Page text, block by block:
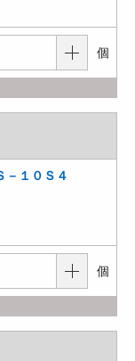
個
１０Ｓ４
個